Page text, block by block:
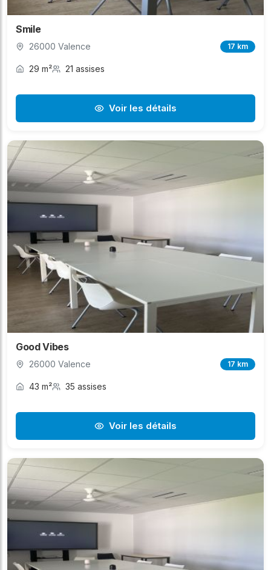
Smile
26000 Valence 17 km
29 m² 21 assises
Voir les détails
Good Vibes
26000 Valence 17 km
43 m² 35 assises
Voir les détails